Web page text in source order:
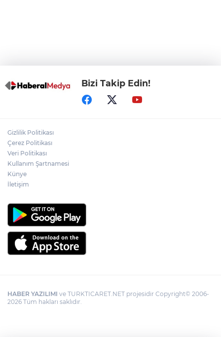
Bizi Takip Edin!
Gizlilik Politikası
Çerez Politikası
Veri Politikası
Kullanım Şartnamesi
Künye
İletişim
HABER YAZILIMI ve TURKTICARET.NET projesidir Copyright© 2006-
2026 Tüm hakları saklıdır.